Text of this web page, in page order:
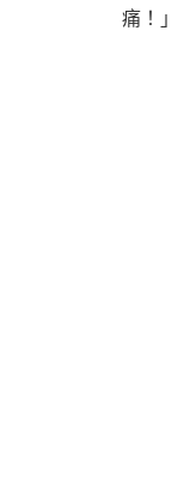
痛！」